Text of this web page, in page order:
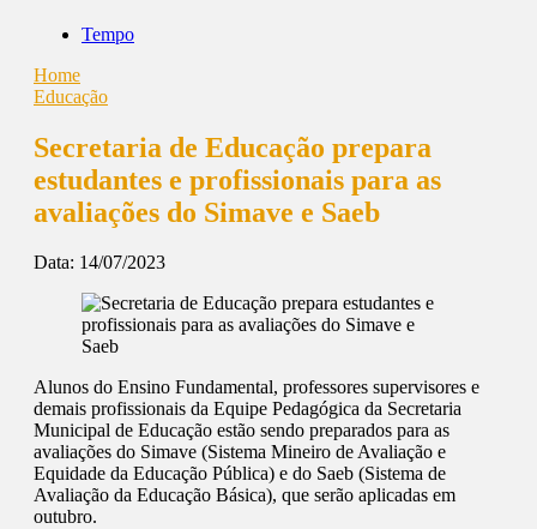
Tempo
Home
Educação
Secretaria de Educação prepara
estudantes e profissionais para as
avaliações do Simave e Saeb
Data: 14/07/2023
Alunos do Ensino Fundamental, professores supervisores e
demais profissionais da Equipe Pedagógica da Secretaria
Municipal de Educação estão sendo preparados para as
avaliações do Simave (Sistema Mineiro de Avaliação e
Equidade da Educação Pública) e do Saeb (Sistema de
Avaliação da Educação Básica), que serão aplicadas em
outubro.